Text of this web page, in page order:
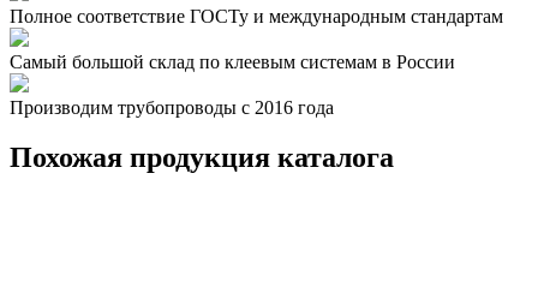
Полное соответствие ГОСТу и международным стандартам
Самый большой склад по клеевым системам в России
Производим трубопроводы с 2016 года
Похожая продукция каталога